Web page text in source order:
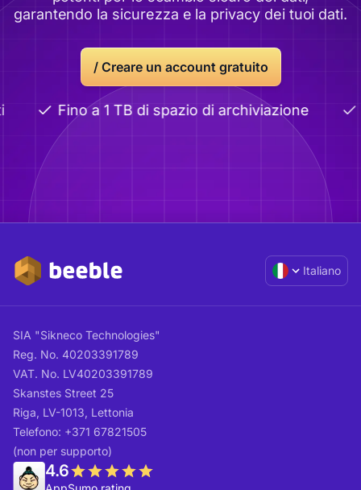
garantendo la sicurezza e la privacy dei tuoi dati.
/ Creare un account gratuito
Fino a 1 TB di spazio di archiviazione
Italiano
SIA "Sikneco Technologies"
Reg. No. 40203391789
VAT. No. LV40203391789
Skanstes Street 25
Riga, LV-1013, Lettonia
Telefono: +371 67821505
(non per supporto)
4.6